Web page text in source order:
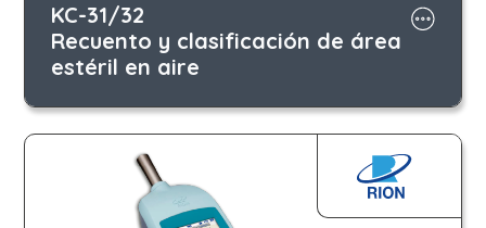
KC-31/32
Recuento y clasificación de área
estéril en aire